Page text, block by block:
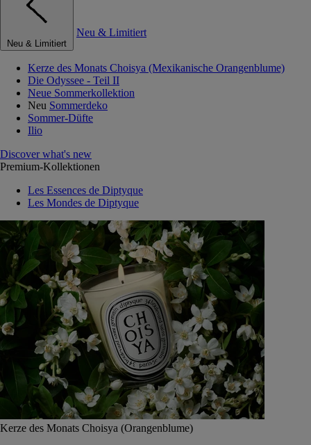
Neu & Limitiert
Neu & Limitiert
Kerze des Monats Choisya (Mexikanische Orangenblume)
Die Odyssee - Teil II
Neue Sommerkollektion
Neu Sommerdeko
Sommer-Düfte
Ilio
Discover what's new
Premium-Kollektionen
Les Essences de Diptyque
Les Mondes de Diptyque
Kerze des Monats Choisya (Orangenblume)